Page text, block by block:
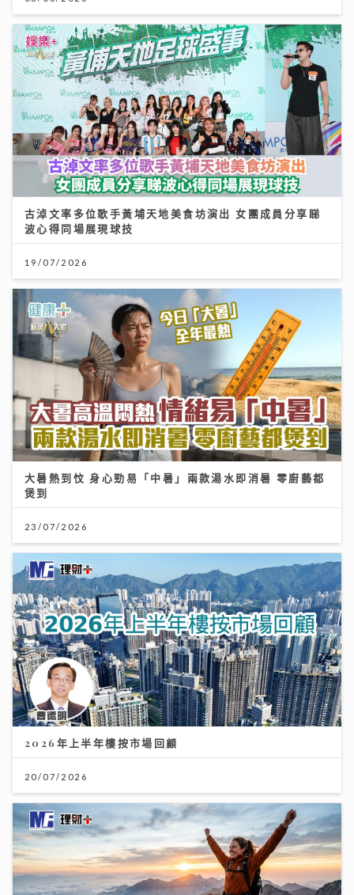
古淖文率多位歌手黃埔天地美食坊演出 女團成員分享睇
波心得同場展現球技
19/07/2026
大暑熱到忟 身心勁易「中暑」兩款湯水即消暑 零廚藝都
煲到
23/07/2026
2026年上半年樓按市場回顧
20/07/2026